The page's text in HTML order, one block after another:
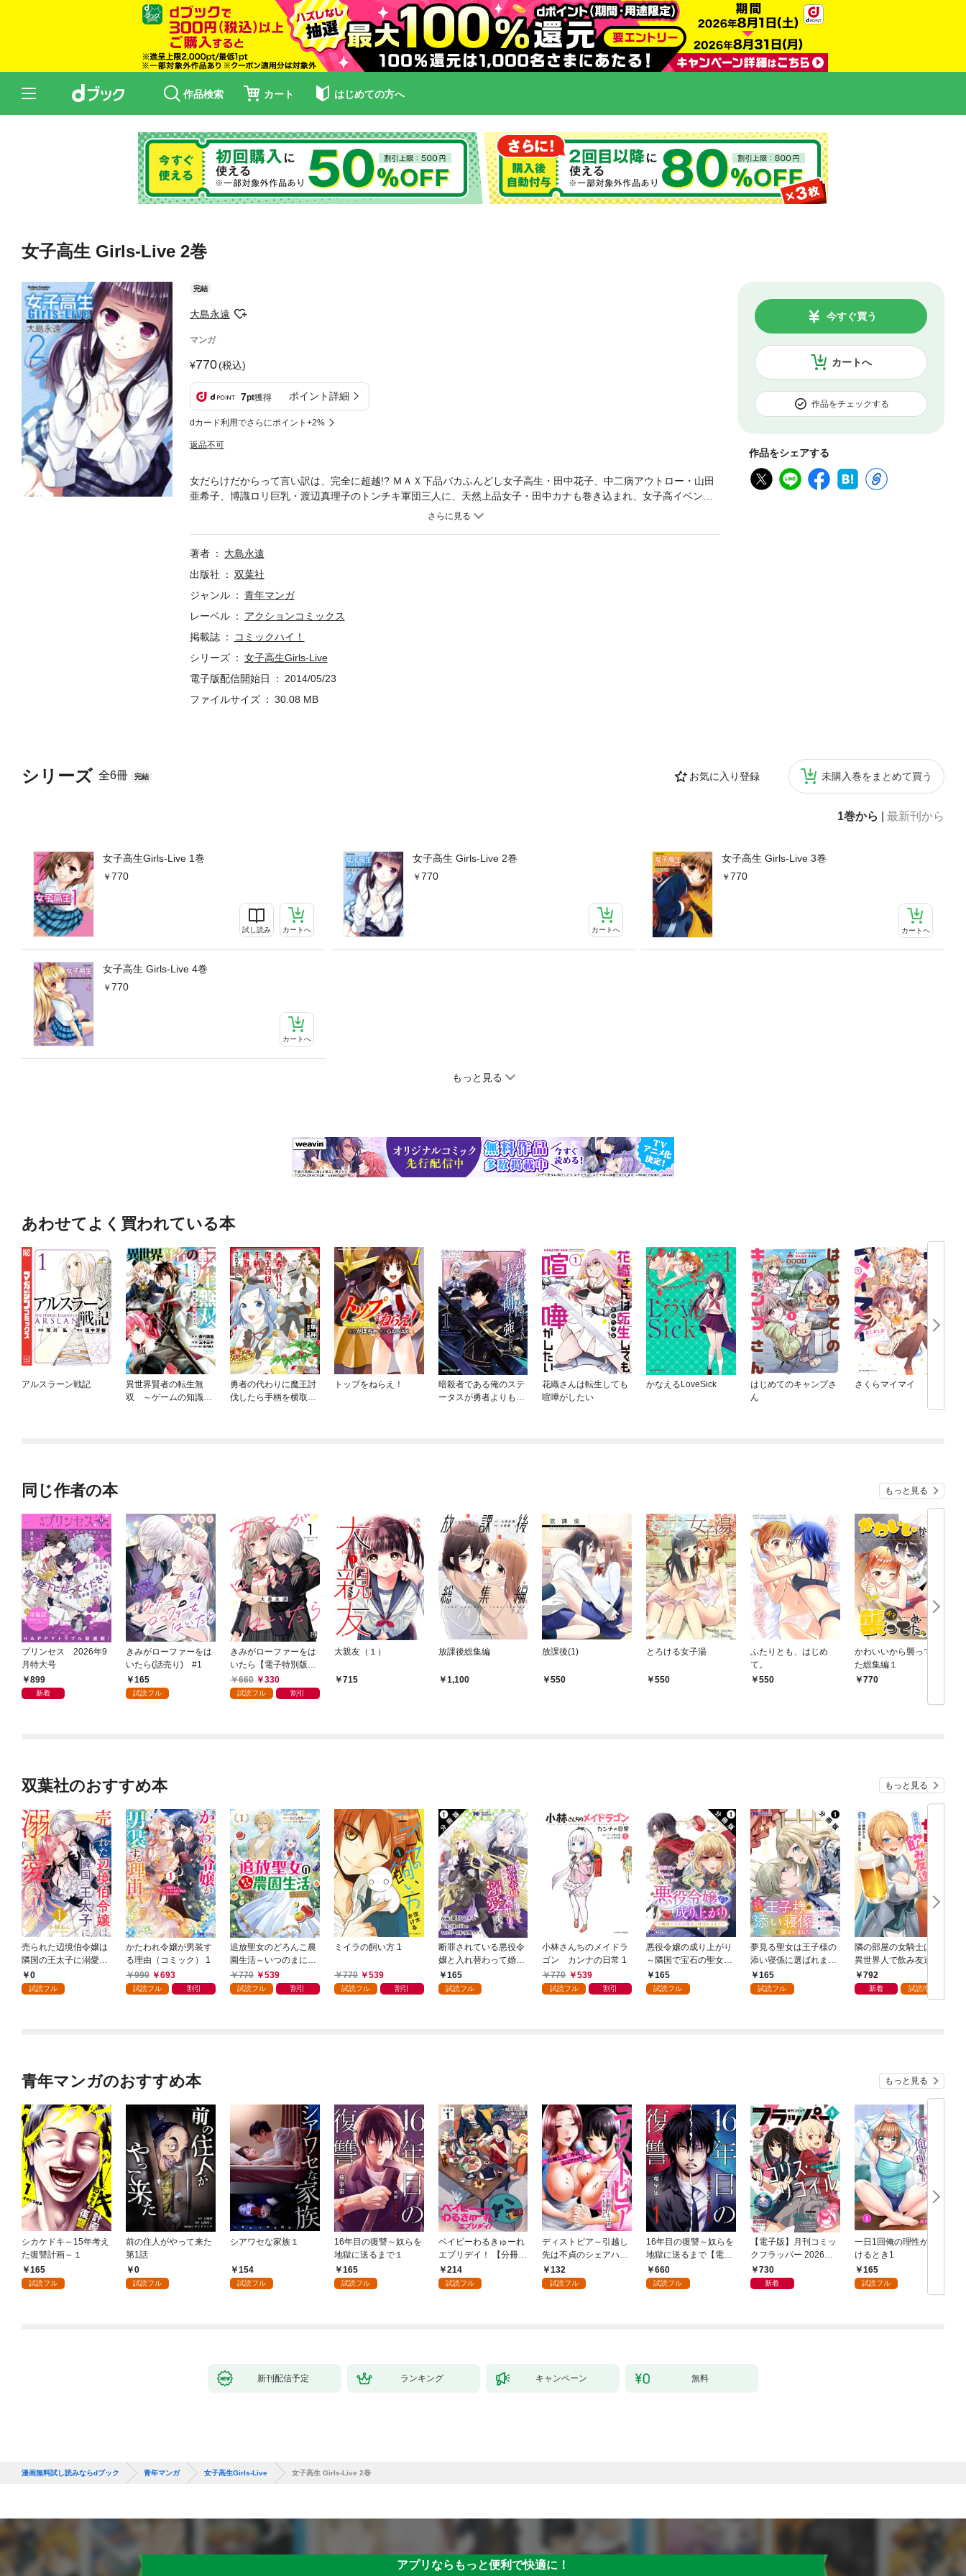
作品検索 カート はじめての方へ
女子高生 Girls-Live 2巻
完結
大島永遠
マンガ
770(税込)
7pt獲得 ポイント詳細
dカード利用でさらにポイント+2%
返品不可
カートへ
今すぐ買う
作品をチェックする
作品をシェアする
シリーズ 全6冊 完結 お気に入り登録 未購入巻をまとめて買う
1巻から 最新刊から
女子高生Girls-Live 1巻
770
試し読み カートへ
女子高生 Girls-Live 2巻
770
カートへ
女子高生 Girls-Live 3巻
770
カートへ
女子高生 Girls-Live 4巻
770
カートへ
もっと見る
女だらけだからって言い訳は、完全に超越!? ＭＡＸ下品バカふんどし女子高生・田中花子、中二病アウトロー・山田
亜希子、博識ロリ巨乳・渡辺真理子のトンチキ軍団三人に、天然上品女子・田中カナも巻き込まれ、女子高イベント
夏から秋を盛り上がって楽しく過ごすべく、今回も過激で巧みなアイデア＆屁理屈出しまくり!? さらに帰ってきた
著者
大島永遠
出版社
双葉社
ジャンル
青年マンガ
レーベル
アクションコミックス
掲載誌
コミックハイ！
シリーズ
女子高生Girls-Live
電子版配信開始日
2014/05/23
ファイルサイズ
30.08 MB
あわせてよく買われている本
アルスラーン戦記
異世界賢者の転生無
双 ～ゲームの知識で
勇者の代わりに魔王討
伐したら手柄を横取り
トップをねらえ！
暗殺者である俺のステ
ータスが勇者よりも明
花織さんは転生しても
喧嘩がしたい
かなえるLoveSick
はじめてのキャンプさ
ん
さくらマイマイ
同じ作者の本 もっと見る
プリンセス 2026年9
月特大号
899
新着
きみがローファーをは
いたら(話売り) #1
165
試読フル
きみがローファーをは
いたら【電子特別版】
1660 330
試読フル 割引
大親友（１）
715
放課後総集編
1,100
放課後(1)
550
とろける女子湯
550
ふたりとも、はじめ
て。
550
かわいいから襲ってみ
た総集編１
770
双葉社のおすすめ本 もっと見る
売られた辺境伯令嬢は
隣国の王太子に溺愛さ
れる 1
0
試読フル
かたわれ令嬢が男装す
る理由（コミック） 1
990
693
試読フル 割引
追放聖女のどろんこ農
園生活～いつのまにか
隣国を救ってしまいま
した～（コミック） 1
770 539
試読フル 割引
ミイラの飼い方 1
770 539
試読フル 割引
断罪されている悪役令
嬢と入れ替わって婚約
者たちをぶっ飛ばした
ら、溺愛が待っていま
165
試読フル
小林さんちのメイドラ
ゴン カンナの日常 1
770
539
試読フル 割引
悪役令嬢の成り上がり
～隣国で宝石の聖女と
呼ばれるまで～（コミ
ック） 分冊版 1
165
試読フル
夢見る聖女は王子様の
添い寝係に選ばれまし
た（コミック） 分冊版
1
165
試読フル
隣の部屋の女騎士は、
異世界人で飲み友達
（コミック） 1
792
新着 試読増量
青年マンガのおすすめ本 もっと見る
シカケドキ～15年考え
た復讐計画～１
165
試読フル
前の住人がやって来た
第1話
0
試読フル
シアワセな家族１
154
試読フル
16年目の復讐～奴らを
地獄に送るまで１
165
試読フル
ベイビーわるきゅーれ
エブリデイ！ 【分冊
版】 1
214
試読フル
ディストピア～引越し
先は不貞のシェアハウ
ス～１
132
試読フル
16年目の復讐～奴らを
地獄に送るまで【電子
単行本版】１
660
試読フル
【電子版】月刊コミッ
クフラッパー 2026年9
月号730
新着
一日1回俺の理性が負
けるとき1
165
試読フル
新刊配信予定 ランキング キャンペーン 無料
漫画無料試し読みならdブック 青年マンガ 女子高生Girls-Live 女子高生 Girls-Live 2巻
アプリならもっと便利で快適に！